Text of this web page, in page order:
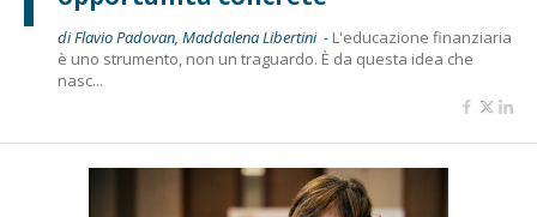
di Flavio Padovan, Maddalena Libertini - L'educazione finanziaria
è uno strumento, non un traguardo. È da questa idea che
nasc...